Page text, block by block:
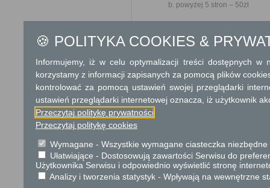
b. powyżej 5 stron – 50zł
a. za każdą wchodzącą w
Tryb odwoławczy
Nie przysługuje
Skargi i wnioski
Informacje dodatkowe
• O terminie odbioru
• Wypisy i wyrysy można
• Opłata wnoszona jest przy
🍪 POLITYKA COOKIES &
Informujemy, iż w celu optymalizacji treści dostępnych w
korzystamy z informacji zapisanych za pomocą plików
kontrolować za pomocą ustawień swojej przeglądarki
ustawień przeglądarki internetowej oznacza, iż użytkownik
Przeczytaj politykę prywatności
Przeczytaj politykę cookies
Wymagane - Wszystkie wymagane ciasteczka
Ułatwiające - Dostosowują zawartości Serwisu do
Użytkownika Serwisu i odpowiednio wyświetlić stronę
Analizy i tworzenia statystyk - Wpływają na wewnętrzne